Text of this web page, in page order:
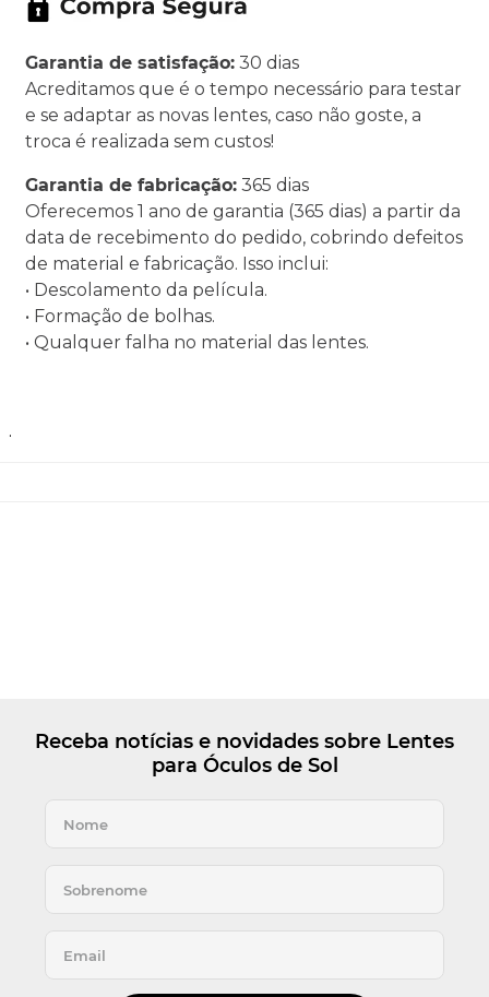
Garantia de satisfação: 30 dias
Acreditamos que é o tempo necessário para testar
e se adaptar as novas lentes, caso não goste, a
troca é realizada sem custos!
Garantia de fabricação: 365 dias
Oferecemos 1 ano de garantia (365 dias) a partir da
data de recebimento do pedido, cobrindo defeitos
de material e fabricação. Isso inclui:
• Descolamento da película.
• Formação de bolhas.
• Qualquer falha no material das lentes.
.
Receba notícias e novidades sobre Lentes
para Óculos de Sol